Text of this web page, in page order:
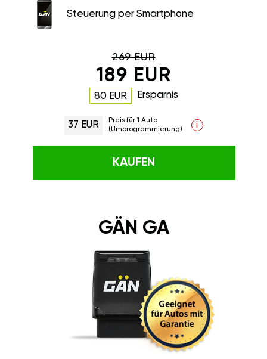
Steuerung per Smartphone
269 EUR
189 EUR
80 EUR Ersparnis
37 EUR
Preis für 1 Auto
(Umprogrammierung)
i
KAUFEN
GÄN GA